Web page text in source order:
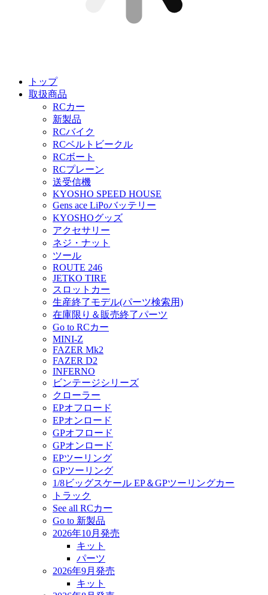
トップ
取扱商品
RCカー
新製品
RCバイク
RCベルトビークル
RCボート
RCプレーン
送受信機
KYOSHO SPEED HOUSE
Gens ace LiPoバッテリー
KYOSHOグッズ
アクセサリー
ネジ・ナット
ツール
ROUTE 246
JETKO TIRE
スロットカー
生産終了モデル(パーツ検索用)
在庫限り＆販売終了パーツ
Go to RCカー
MINI-Z
FAZER Mk2
FAZER D2
INFERNO
ビンテージシリーズ
クローラー
EPオフロード
EPオンロード
GPオフロード
GPオンロード
EPツーリング
GPツーリング
1/8ビッグスケール EP＆GPツーリングカー
トラック
See all RCカー
Go to 新製品
2026年10月発売
キット
パーツ
2026年9月発売
キット